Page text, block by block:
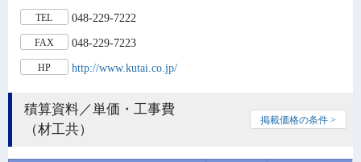
TEL 048-229-7222
FAX 048-229-7223
HP http://www.kutai.co.jp/
積算資料／単価・工事費
（材工共）
掲載価格の条件 >